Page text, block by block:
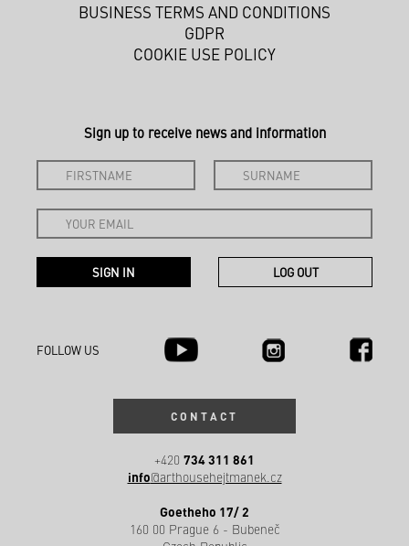
BUSINESS TERMS AND CONDITIONS
GDPR
COOKIE USE POLICY
Sign up to receive news and information
FOLLOW US
CONTACT
+420 734 311 861
info@arthousehejtmanek.cz
Goetheho 17/ 2
160 00 Prague 6 - Bubeneč